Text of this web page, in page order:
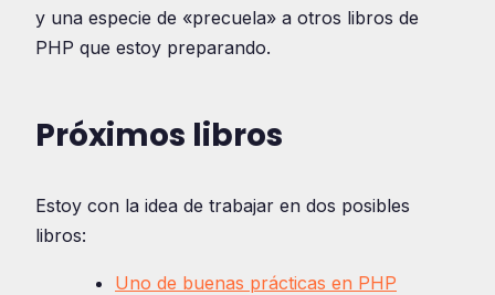
y una especie de «precuela» a otros libros de
PHP que estoy preparando.
Próximos libros
Estoy con la idea de trabajar en dos posibles
libros:
Uno de buenas prácticas en PHP